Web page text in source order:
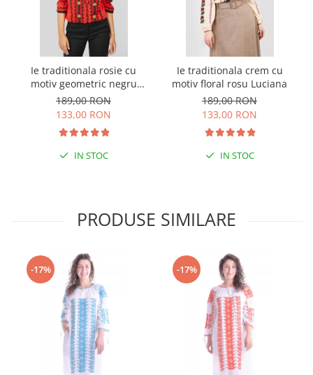
Ie traditionala rosie cu
motiv geometric negru
Dominica 04
189,00 RON
133,00 RON
IN STOC
Ie traditionala crem cu
motiv floral rosu Luciana
189,00 RON
133,00 RON
IN STOC
PRODUSE SIMILARE
-17% -17%